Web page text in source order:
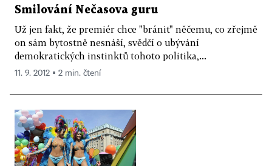
Smilování Nečasova guru
Už jen fakt, že premiér chce "bránit" něčemu, co zřejmě
on sám bytostně nesnáší, svědčí o ubývání
demokratických instinktů tohoto politika,...
11. 9. 2012 ▪ 2 min. čtení